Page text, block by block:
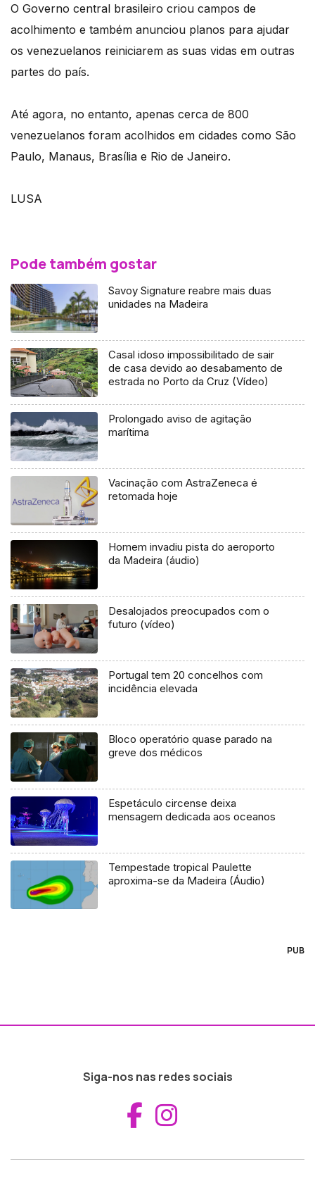
O Governo central brasileiro criou campos de
acolhimento e também anunciou planos para ajudar
os venezuelanos reiniciarem as suas vidas em outras
partes do país.
Até agora, no entanto, apenas cerca de 800
venezuelanos foram acolhidos em cidades como São
Paulo, Manaus, Brasília e Rio de Janeiro.
LUSA
Pode também gostar
Savoy Signature reabre mais duas
unidades na Madeira
Casal idoso impossibilitado de sair
de casa devido ao desabamento de
estrada no Porto da Cruz (Vídeo)
Prolongado aviso de agitação
marítima
Vacinação com AstraZeneca é
retomada hoje
Homem invadiu pista do aeroporto
da Madeira (áudio)
Desalojados preocupados com o
futuro (vídeo)
Portugal tem 20 concelhos com
incidência elevada
Bloco operatório quase parado na
greve dos médicos
Espetáculo circense deixa
mensagem dedicada aos oceanos
Tempestade tropical Paulette
aproxima-se da Madeira (Áudio)
PUB
Siga-nos nas redes sociais
Aceder ao